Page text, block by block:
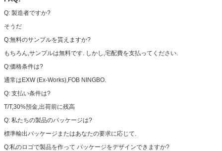
Q: 製造者ですか?
そうだ
Q:無料のサンプルを貰えますか?
もちろん,サンプルは無料です. しかし,宅配費を支払ってください.
Q:価格条件は?
通常はEXW (Ex-Works),FOB NINGBO.
Q: 支払い条件は?
T/T,30%預金,出荷前に残高
Q: 私たちの製品のパッケージは?
標準輸出パッケージまたはあなたの要求に応じて.
Q:私のロゴで製品を作って パッケージをデザインできますか?